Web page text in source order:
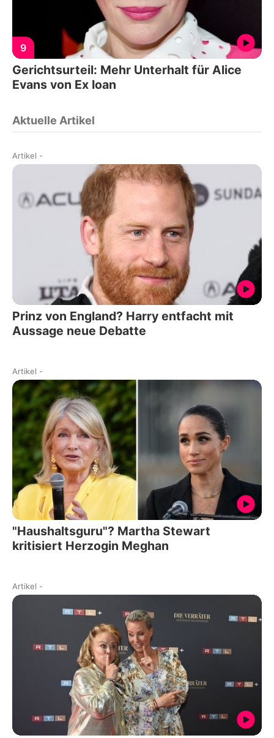
9
Gerichtsurteil: Mehr Unterhalt für Alice
Evans von Ex Ioan
Aktuelle Artikel
Artikel -
Prinz von England? Harry entfacht mit
Aussage neue Debatte
Artikel -
"Haushaltsguru"? Martha Stewart
kritisiert Herzogin Meghan
Artikel -